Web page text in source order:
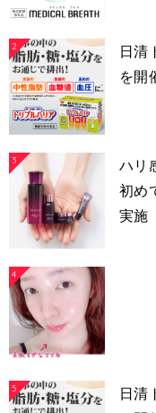
2
日清
を開
3
ハリ
初め
実施
4
5
日清